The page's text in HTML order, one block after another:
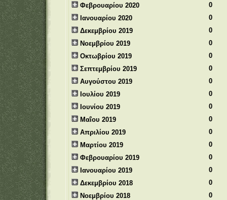
Φεβρουαρίου 2020
0
Ιανουαρίου 2020
0
Δεκεμβρίου 2019
0
Νοεμβρίου 2019
0
Οκτωβρίου 2019
0
Σεπτεμβρίου 2019
0
Αυγούστου 2019
0
Ιουλίου 2019
0
Ιουνίου 2019
0
Μαΐου 2019
0
Απριλίου 2019
0
Μαρτίου 2019
0
Φεβρουαρίου 2019
0
Ιανουαρίου 2019
0
Δεκεμβρίου 2018
0
Νοεμβρίου 2018
0